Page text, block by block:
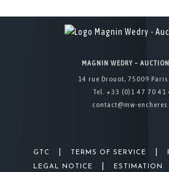
MAGNIN WEDRY –
14 rue Drouot, 75009 Paris
Tel. +33 (0)1 47 70 41
contact@mw-
GTC TERMS OF SERVICE
LEGAL NOTICE ESTIMATION